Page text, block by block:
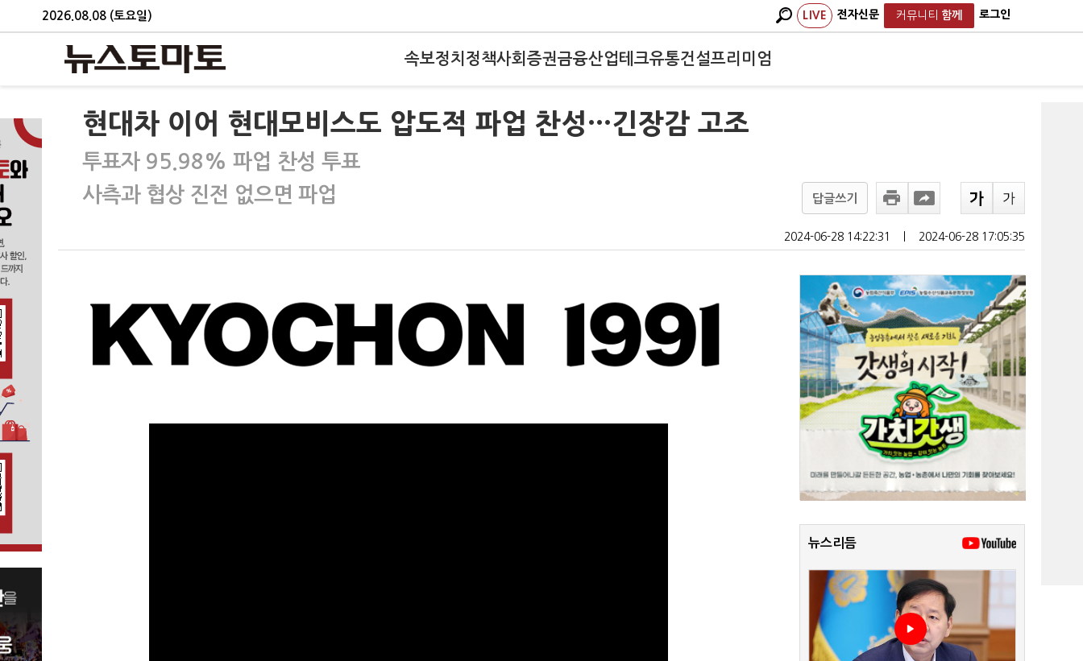
2026.08.08 (토요일) LIVE 전자신문 커뮤니티 함께 로그인
속보정치 정책사회 증권금융산업테크유통건설프리미엄
현대차 이어 현대모비스도 압도적 파업 찬성…긴장감 고조
투표자 95.98% 파업 찬성 투표
사측과 협상 진전 없으면 파업
답글쓰기
2024-06-28 14:22:31 2024-06-28 17:05:35
뉴스리듬